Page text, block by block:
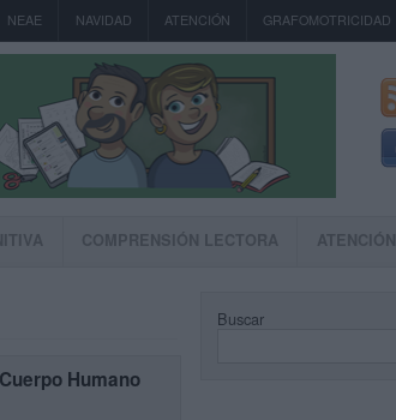
NEAE NAVIDAD ATENCIÓN GRAFOMOTRICIDAD
COMPRENSIÓN LECTORA ATENCIÓN
Humano
Buscar